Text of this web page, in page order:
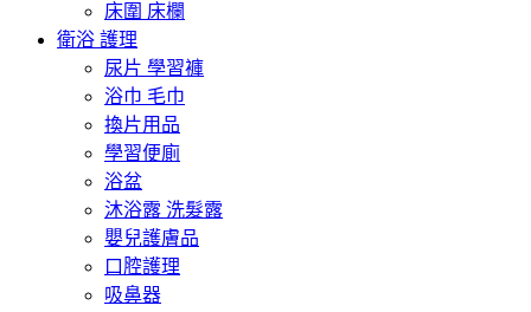
床圍 床欄
衛浴 護理
尿片 學習褲
浴巾 毛巾
換片用品
學習便廁
浴盆
沐浴露 洗髮露
嬰兒護膚品
口腔護理
吸鼻器